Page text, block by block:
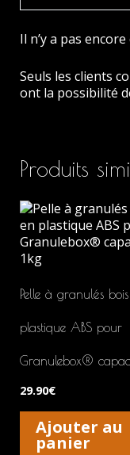
Il n’y a pas encore
Seuls les clients
ont la possibilité
Produits
Pelle à granulés
plastique ABS pour
Granulebox®
29.90€
Ajouter au
panier